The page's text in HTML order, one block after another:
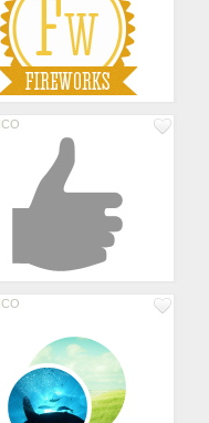
ICO
ICO